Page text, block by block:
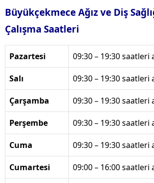
Büyükçekmece Ağız ve Diş
Çalışma Saatleri
Pazartesi 09:30 – 19:30 saatleri
Salı 09:30 – 19:30 saatleri
Çarşamba 09:30 – 19:30 saatleri
Perşembe 09:30 – 19:30 saatleri
Cuma 09:30 – 19:30 saatleri
Cumartesi 09:00 – 16:00 saatleri